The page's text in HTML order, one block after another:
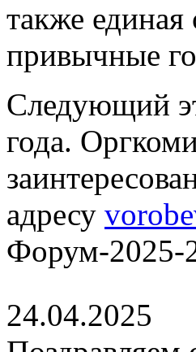
также единая
привычные
Следующий
года.
адресу
Форум-2025-
24.04.2025